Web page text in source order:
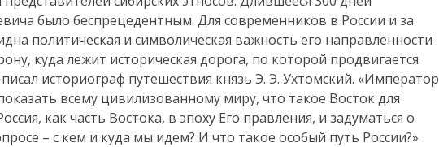
было беспрецедентным. Для современников в России и за
политическая и символическая важность его направленности
куда лежит историческая дорога, по которой продвигается
историограф путешествия князь Э. Э. Ухтомский. «Император
всему цивилизованному миру, что такое Восток для
как часть Востока, в эпоху Его правления, и задуматься о
– с кем и куда мы идем? И что такое особый путь России?»